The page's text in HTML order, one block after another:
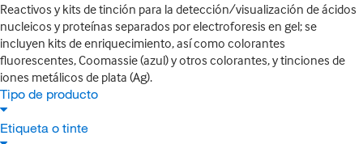
Reactivos y kits de tinción para la detección/visualización de ácidos
nucleicos y proteínas separados por electroforesis en gel; se
incluyen kits de enriquecimiento, así como colorantes
fluorescentes, Coomassie (azul) y otros colorantes, y tinciones de
iones metálicos de plata (Ag).
Tipo de producto
Etiqueta o tinte